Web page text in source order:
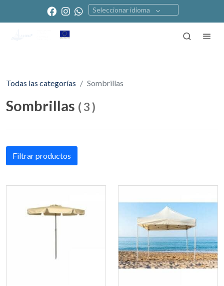
Seleccionar idioma
Todas las categorías Sombrillas
Sombrillas (3)
Filtrar productos